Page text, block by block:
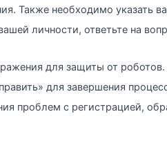
Также необходимо указать
личности, ответьте на
для защиты от роботов.
для завершения
проблем с регистрацией,